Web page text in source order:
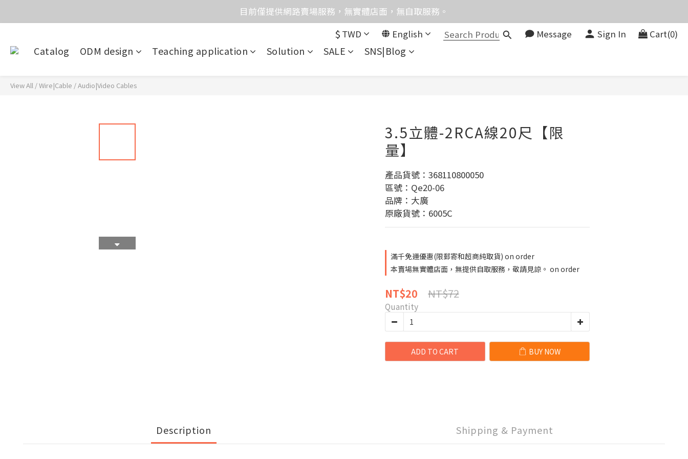
價格均含稅，下單享優惠！歡迎大量採購，由專人提供專案報價。
目前僅提供網路賣場服務，無實體店面，無自取服務。
目前電話系統異常，暫時無法正常接聽來電，請改播0989250580或是0962083580
價格均含稅，下單享優惠！歡迎大量採購，由專人提供專案報價。
$ TWD English Message Sign In Cart(0)
Catalog ODM design Teaching application Solution SALE SNS|Blog
View All /Wire|Cable /Audio|Video Cables
3.5立體-2RCA線20尺【限
量】
產品貨號：368110800050
區號：Qe20-06
品牌：大廣
原廠貨號：6005C
滿千免運優惠(限郵寄和超商純取貨) on order
本賣場無實體店面，無提供自取服務，敬請見諒。 on order
NT$20 NT$72
Quantity
ADD TO CART BUY NOW
Description Shipping & Payment